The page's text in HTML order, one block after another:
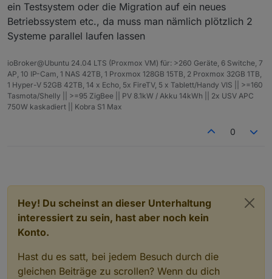
ein Testsystem oder die Migration auf ein neues
Betriebssystem etc., da muss man nämlich plötzlich 2
Systeme parallel laufen lassen
ioBroker@Ubuntu 24.04 LTS (Proxmox VM) für: >260 Geräte, 6 Switche, 7
AP, 10 IP-Cam, 1 NAS 42TB, 1 Proxmox 128GB 15TB, 2 Proxmox 32GB 1TB,
1 Hyper-V 52GB 42TB, 14 x Echo, 5x FireTV, 5 x Tablett/Handy VIS || >=160
Tasmota/Shelly || >=95 ZigBee || PV 8.1kW / Akku 14kWh || 2x USV APC
750W kaskadiert || Kobra S1 Max
0
Hey! Du scheinst an dieser Unterhaltung
interessiert zu sein, hast aber noch kein
Konto.
Hast du es satt, bei jedem Besuch durch die
gleichen Beiträge zu scrollen? Wenn du dich